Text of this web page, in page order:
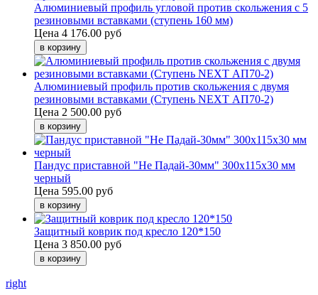
Алюминиевый профиль угловой против скольжения с 5
резиновыми вставками (ступень 160 мм)
Цена 4 176.00 руб
Алюминиевый профиль против скольжения с двумя
резиновыми вставками (Ступень NEXT АП70-2)
Цена 2 500.00 руб
Пандус приставной "Не Падай-30мм" 300х115х30 мм
черный
Цена 595.00 руб
Защитный коврик под кресло 120*150
Цена 3 850.00 руб
right